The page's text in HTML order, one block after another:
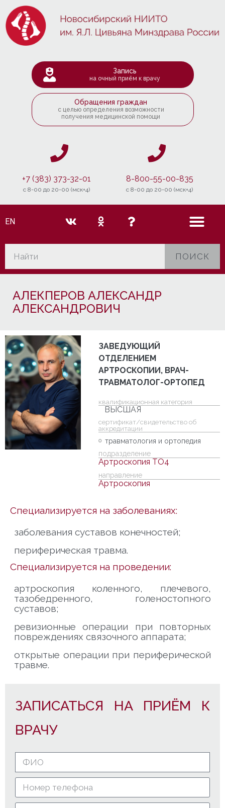
Запись
на очный приём к врачу
Обращения граждан
с целью определения возможности
получения медицинской помощи
+7 (383) 373-32-01
c 8-00 до 20-00 (мск+4)
8-800-55-00-835
c 8-00 до 20-00 (мск+4)
EN
ПОИСК
АЛЕКПЕРОВ АЛЕКСАНДР
АЛЕКСАНДРОВИЧ
ЗАВЕДУЮЩИЙ
ОТДЕЛЕНИЕМ
АРТРОСКОПИИ, ВРАЧ-
ТРАВМАТОЛОГ-ОРТОПЕД
квалификационная категория
ВЫСШАЯ
cертификат/свидетельство об
аккредитации
травматология и ортопедия
подразделение
Артроскопия ТО4
направление
Артроскопия
Специализируется на заболеваниях:
заболевания суставов конечностей;
периферическая травма.
Специализируется на проведении:
артроскопия коленного, плечевого,
тазобедренного, голеностопного
суставов;
ревизионные операции при повторных
повреждениях связочного аппарата;
открытые операции при периферической
травме.
ЗАПИСАТЬСЯ НА ПРИЁМ К
ВРАЧУ